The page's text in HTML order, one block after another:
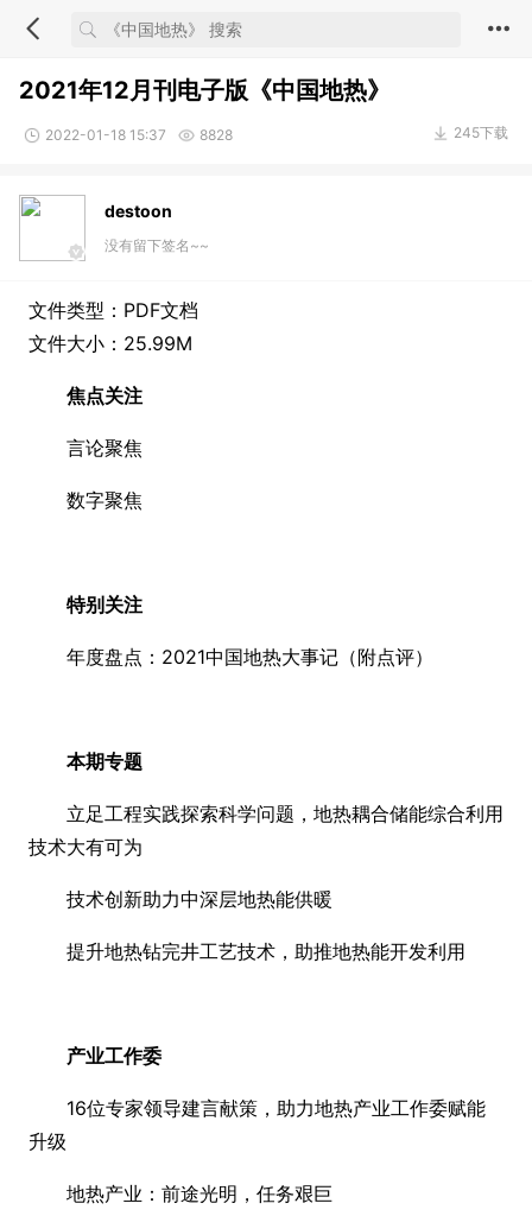
2021年12月刊电子版《中国地热》
2022-01-18 15:37 8828 245下载
destoon
没有留下签名~~
文件类型：PDF文档
文件大小：25.99M
焦点关注
言论聚焦
数字聚焦
特别关注
年度盘点：2021中国地热大事记（附点评）
本期专题
立足工程实践探索科学问题，地热耦合储能综合利用
技术大有可为
技术创新助力中深层地热能供暖
提升地热钻完井工艺技术，助推地热能开发利用
产业工作委
16位专家领导建言献策，助力地热产业工作委赋能
升级
地热产业：前途光明，任务艰巨